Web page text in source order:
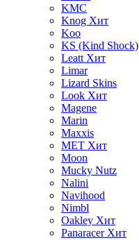
KMC
Knog Хит
Koo
KS (Kind Shock)
Leatt Хит
Limar
Lizard Skins
Look Хит
Magene
Marin
Maxxis
MET Хит
Moon
Mucky Nutz
Nalini
Navihood
Nimbl
Oakley Хит
Panaracer Хит